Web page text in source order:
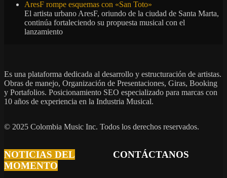
AresF rompe esquemas con «San Toto»
El artista urbano AresF, oriundo de la ciudad de Santa Marta,
continúa fortaleciendo su propuesta musical con el
lanzamiento
Es una plataforma dedicada al desarrollo y estructuración de artistas.
Obras de manejo, Organización de Presentaciones, Giras, Booking
y Portafolios. Posicionamiento SEO especializado para marcas con
10 años de experiencia en la Industria Musical.
© 2025 Colombia Music Inc. Todos los derechos reservados.
NOTICIAS DEL
MOMENTO
CONTÁCTANOS